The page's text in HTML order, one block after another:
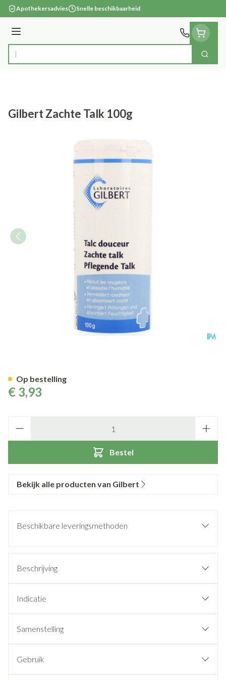
Ga naar de inhoud
Apothekersadvies Snelle beschikbaarheid
Menu
Product, merk, categorie... Zoek
Gilbert Zachte Talk 100g
€ 3,93
Bestel
Op bestelling
Bekijk alle producten van Gilbert
Beschikbare leveringsmethoden
Beschrijving
Indicatie
Samenstelling
Gebruik